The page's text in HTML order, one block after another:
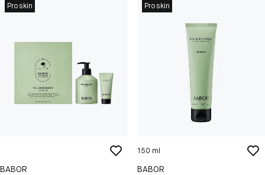
Proskin
BABOR
Proskin
150 ml
BABOR